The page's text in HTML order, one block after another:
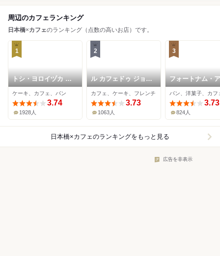
周辺のカフェランキング
日本橋×カフェのランキング（点数の高いお店）です。
1
トシ・ヨロイヅカ 東
京
ケーキ、カフェ、パン
3.74
1928人
2
ル カフェドゥ ジョエ
ル・ロブション 日本
橋高島屋店
カフェ、ケーキ、フレンチ
3.73
1063人
3
フォートナム・
ド・メイソン・
プトショップ 日
三越店
パン、洋菓子、カフ
3.73
824人
日本橋×カフェのランキングをもっと見る
広告を非表示